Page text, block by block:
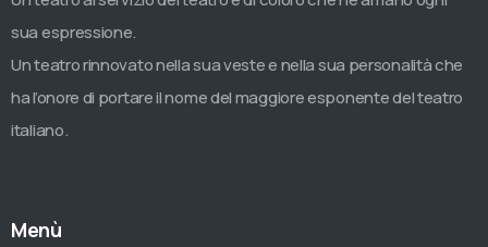
sua espressione.
Un teatro rinnovato nella sua veste e nella sua personalità che
ha l’onore di portare il nome del maggiore esponente del teatro
italiano.
Menù